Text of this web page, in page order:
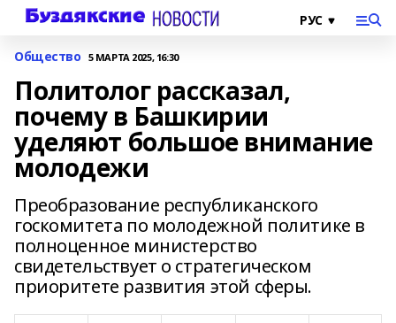
Общество 5 МАРТА 2025, 16:30
Политолог рассказал,
почему в Башкирии
уделяют большое внимание
молодежи
Преобразование республиканского
госкомитета по молодежной политике в
полноценное министерство
свидетельствует о стратегическом
приоритете развития этой сферы.